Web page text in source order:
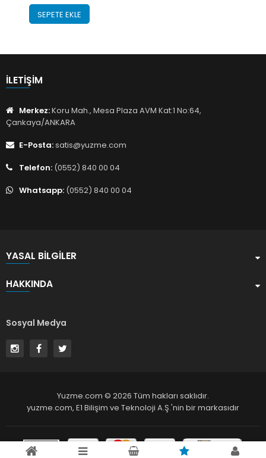
SEPETE EKLE
İLETIŞIM
Merkez:Koru Mah., Mesa Plaza AVM Kat:1 No:64,
Çankaya/ANKARA
E-Posta:satis@yuzme.com
Telefon: (0552) 840 00 04
Whatsapp: (0552) 840 00 04
YASAL BILGILER
HAKKINDA
Sosyal Medya
Yuzme.com © 2026 Tüm hakları saklıdır.
yuzme.com, E1 Bilişim ve Teknoloji A.Ş.'nin bir markasıdır